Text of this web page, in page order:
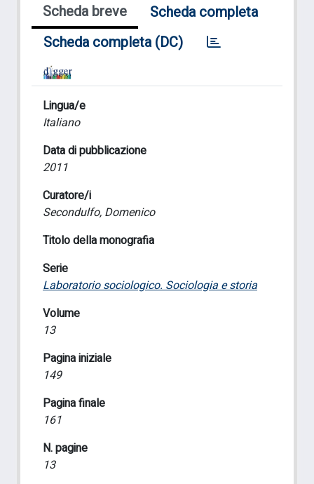
Scheda breve
Scheda completa
Scheda completa (DC)
Lingua/e
Italiano
Data di pubblicazione
2011
Curatore/i
Secondulfo, Domenico
Titolo della monografia
Serie
Laboratorio sociologico. Sociologia e storia
Volume
13
Pagina iniziale
149
Pagina finale
161
N. pagine
13